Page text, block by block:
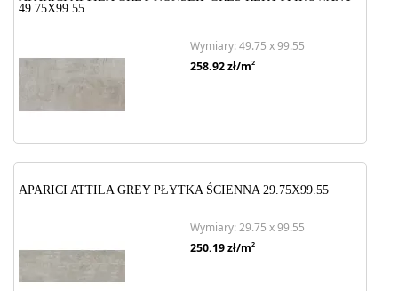
49.75X99.55
Wymiary: 49.75 x 99.55
258.92zł/m2
APARICI ATTILA GREY PŁYTKA ŚCIENNA 29.75X99.55
Wymiary: 29.75 x 99.55
250.19zł/m2